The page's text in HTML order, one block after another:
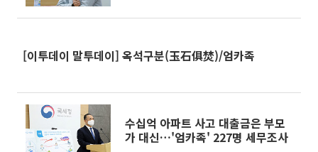
[이투데이 말투데이] 옥석구분(玉石俱焚)/엄카족
수십억 아파트 사고 대출금은 부모
가 대신…'엄카족' 227명 세무조사